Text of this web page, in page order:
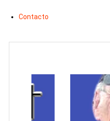
Contacto